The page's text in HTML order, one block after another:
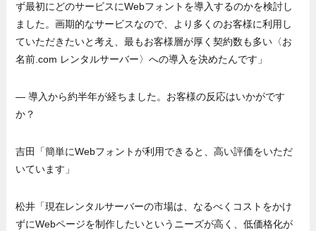
ず最初にどのサービスにWebフォントを導入するのかを検討し
ました。画期的なサービスなので、より多くのお客様に利用し
ていただきたいと考え、最もお客様層が厚く契約数も多い〈お
名前.com レンタルサーバー〉への導入を決めたんです」
— 導入から約半年が経ちました。お客様の反応はいかがです
か？
吉田「簡単にWebフォントが利用できると、高い評価をいただ
いています」
松井「現在レンタルサーバーの市場は、なるべくコストをかけ
ずにWebページを制作したいというニーズが高く、低価格化が